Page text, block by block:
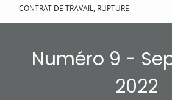
CONTRAT DE TRAVAIL, RUPTURE
Numéro 9 -
2022